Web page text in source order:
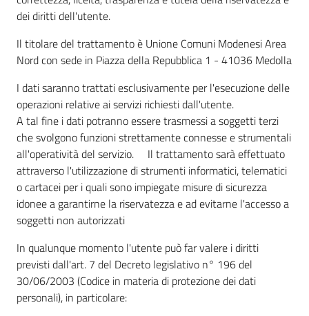
dei diritti dell'utente.
Il titolare del trattamento è Unione Comuni Modenesi Area
Nord con sede in Piazza della Repubblica 1 - 41036 Medolla
I dati saranno trattati esclusivamente per l'esecuzione delle
operazioni relative ai servizi richiesti dall'utente.
A tal fine i dati potranno essere trasmessi a soggetti terzi
che svolgono funzioni strettamente connesse e strumentali
all'operatività del servizio. Il trattamento sarà effettuato
attraverso l'utilizzazione di strumenti informatici, telematici
o cartacei per i quali sono impiegate misure di sicurezza
idonee a garantirne la riservatezza e ad evitarne l'accesso a
soggetti non autorizzati
In qualunque momento l'utente può far valere i diritti
previsti dall'art. 7 del Decreto legislativo n° 196 del
30/06/2003 (Codice in materia di protezione dei dati
personali), in particolare: